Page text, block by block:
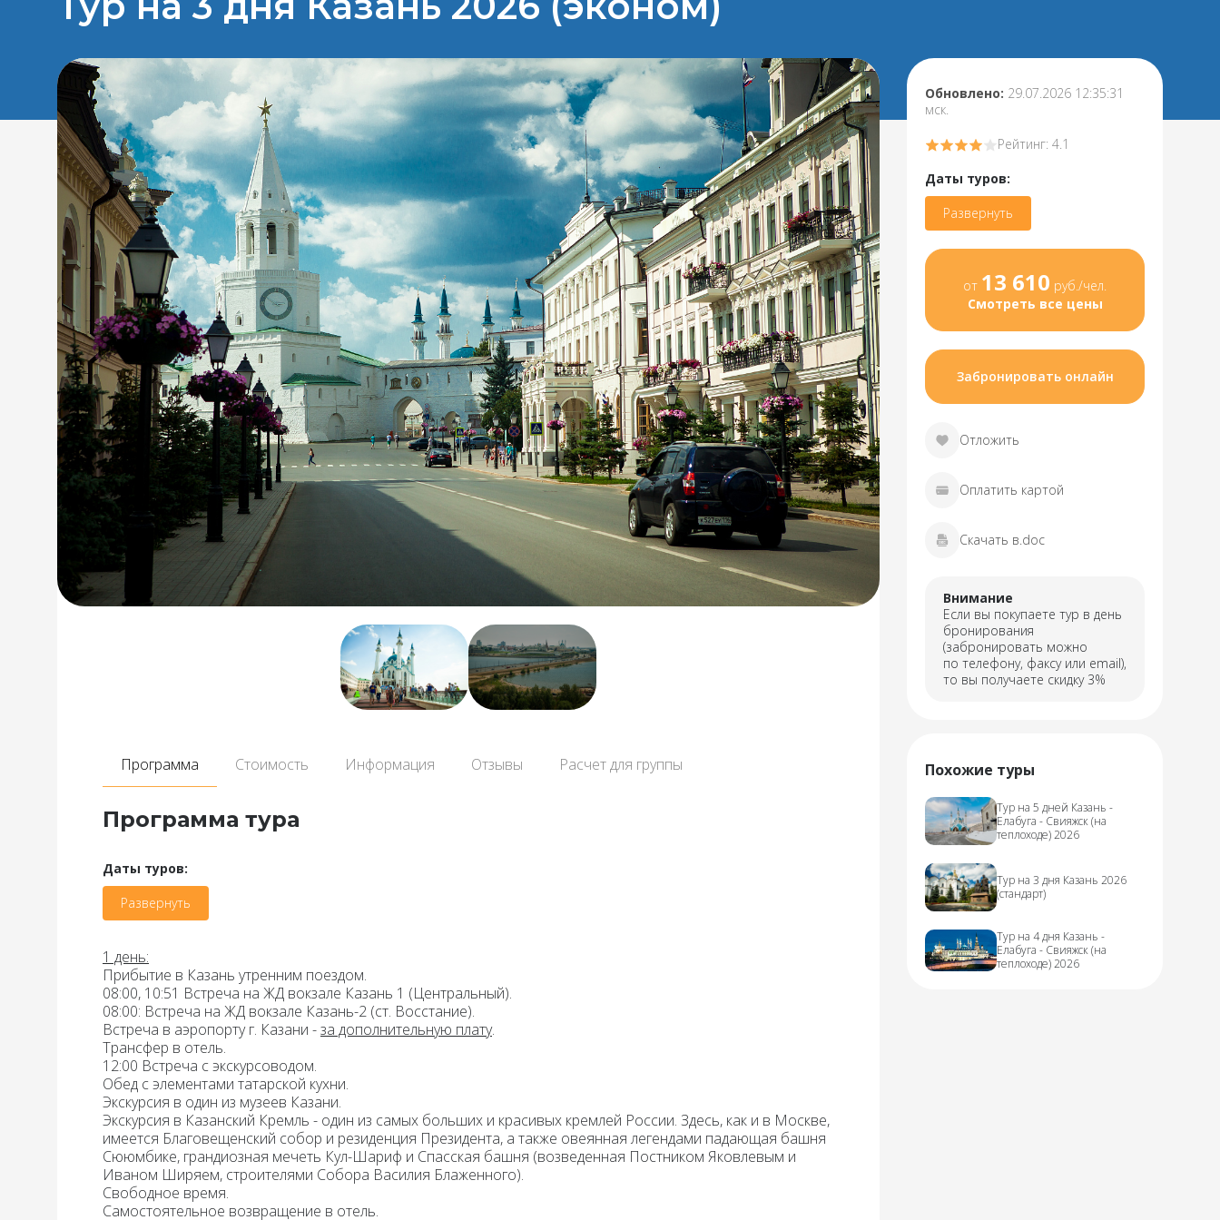
Программа Стоимость Информация Отзывы Расчет для группы
Программа тура
Даты туров:
Развернуть
1 день:
Прибытие в Казань утренним поездом.
08:00, 10:51 Встреча на ЖД вокзале Казань 1 (Центральный).
08:00: Встреча на ЖД вокзале Казань-2 (ст. Восстание).
Встреча в аэропорту г. Казани -за дополнительную плату.
Трансфер в отель.
12:00 Встреча с экскурсоводом.
Обед с элементами татарской кухни.
Экскурсия в один из музеев Казани.
Экскурсия в Казанский Кремль - один из самых больших и красивых кремлей России. Здесь, как и в Москве,
имеется Благовещенский собор и резиденция Президента, а также овеянная легендами падающая башня
Сююмбике, грандиозная мечеть Кул-Шариф и Спасская башня (возведенная Постником Яковлевым и
Иваном Ширяем, строителями Собора Василия Блаженного).
Свободное время.
Самостоятельное возвращение в отель.
Обновлено: 29.07.2026 12:35:31
мск.
Рейтинг: 4.1
Даты туров:
Развернуть
от 13 610 руб./чел.
Смотреть все цены
Забронировать онлайн
Отложить
Оплатить картой
Скачать в.doc
Внимание
Если вы покупаете тур в день
бронирования
(забронировать можно
по телефону, факсу или email),
то вы получаете скидку 3%
Похожие туры
Тур на 5 дней Казань -
Елабуга - Свияжск (на
теплоходе) 2026
Тур на 3 дня Казань 2026
(стандарт)
Тур на 4 дня Казань -
Елабуга - Свияжск (на
теплоходе) 2026